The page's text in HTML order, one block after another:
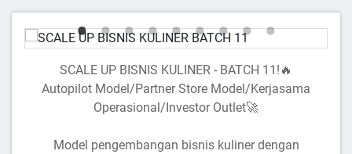
SCALE UP BISNIS KULINER - BATCH 11!🔥
Autopilot Model/Partner Store Model/Kerjasama
Operasional/Investor Outlet🚀
Model pengembangan bisnis kuliner dengan